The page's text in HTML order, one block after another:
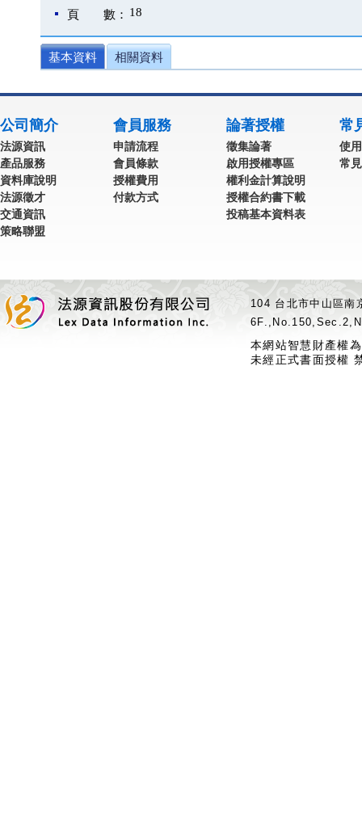
頁 數： 18
基本資料 相關資料
公司簡介
法源資訊
產品服務
資料庫說明
法源徵才
交通資訊
策略聯盟
會員服務
申請流程
會員條款
授權費用
付款方式
論著授權
徵集論著
啟用授權專區
權利金計算說明
授權合約書下載
投稿基本資料表
常
使
常
104 台北市中山區
本網站智慧財產權
未經正式書面授權